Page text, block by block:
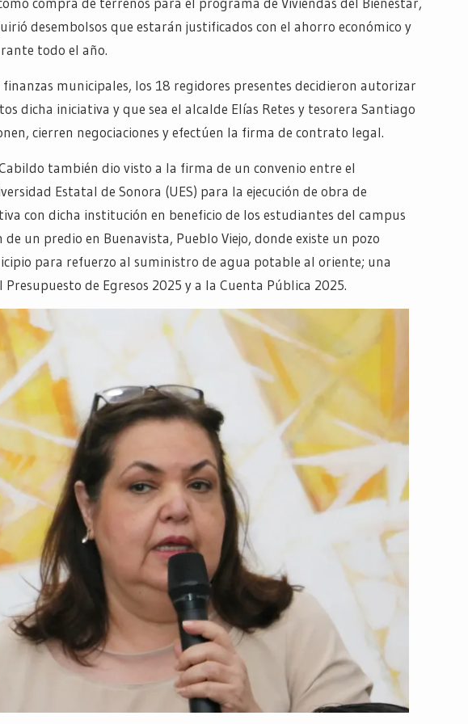
desembolsos que estarán justificados con el ahorro económico y
todo el año.
finanzas municipales, los 18 regidores presentes decidieron autorizar
dicha iniciativa y que sea el alcalde Elías Retes y tesorera Santiago
cierren negociaciones y efectúen la firma de contrato legal.
también dio visto a la firma de un convenio entre el
Estatal de Sonora (UES) para la ejecución de obra de
con dicha institución en beneficio de los estudiantes del campus
de un predio en Buenavista, Pueblo Viejo, donde existe un pozo
para refuerzo al suministro de agua potable al oriente; una
de Egresos 2025 y a la Cuenta Pública 2025.